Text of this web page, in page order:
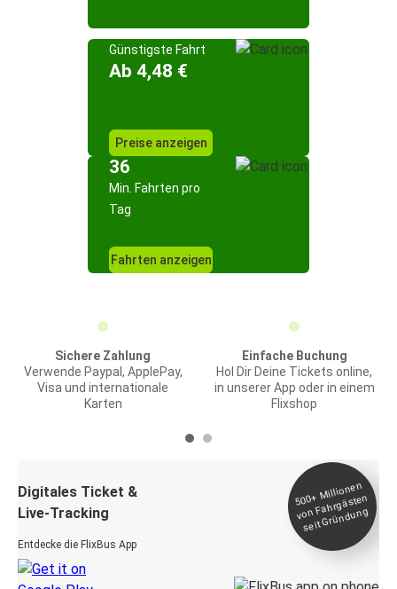
Günstigste Fahrt
Ab 4,48 €
Preise anzeigen
36
Min. Fahrten pro
Tag
Fahrten anzeigen
Sichere Zahlung
Verwende Paypal, ApplePay,
Visa und internationale
Karten
Einfache Buchung
Hol Dir Deine Tickets online,
in unserer App oder in einem
Flixshop
Digitales Ticket &
Live-Tracking
Entdecke die FlixBus App
500+
Millionen
von Fahrgästen
seit
Gründung